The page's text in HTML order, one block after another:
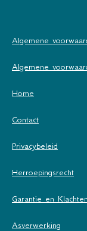
Algemene
Algemene
Home
Contact
Privacybeleid
Herroepingsrecht
Garantie en Klachten
Asverwerking